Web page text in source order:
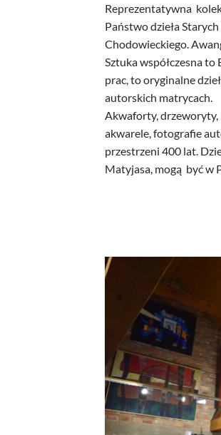
Reprezentatywna
Państwo dzieła
Chodowieckiego.
Sztuka współczesna
prac, to oryginalne
autorskich matrycach.
Akwaforty, drzeworyty,
akwarele, fotografie
przestrzeni 400 lat.
Matyjasa, mogą być w